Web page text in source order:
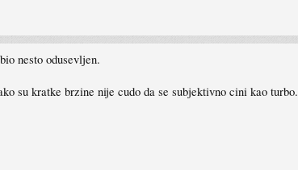
nesto odusevljen.
su kratke brzine nije cudo da se subjektivno cini kao turbo.